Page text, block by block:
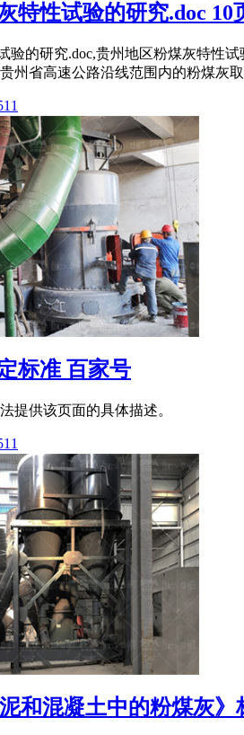
特性试验的研究.doc 10
验的研究.doc,贵州地区粉煤灰特性
州省高速公路沿线范围内的粉煤灰
标准 百家号
提供该页面的具体描述。
和混凝土中的粉煤灰》